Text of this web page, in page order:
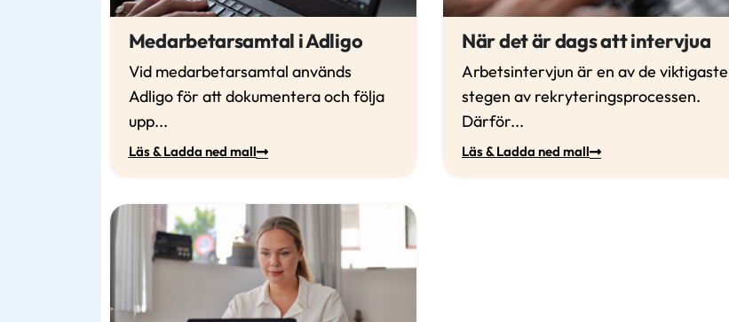
Medarbetarsamtal i Adligo
Vid medarbetarsamtal används
Adligo för att dokumentera och följa
upp...
Läs & Ladda ned mall
När det är dags att intervjua
Arbetsintervjun är en av de viktigaste
stegen av rekryteringsprocessen.
Därför...
Läs & Ladda ned mall